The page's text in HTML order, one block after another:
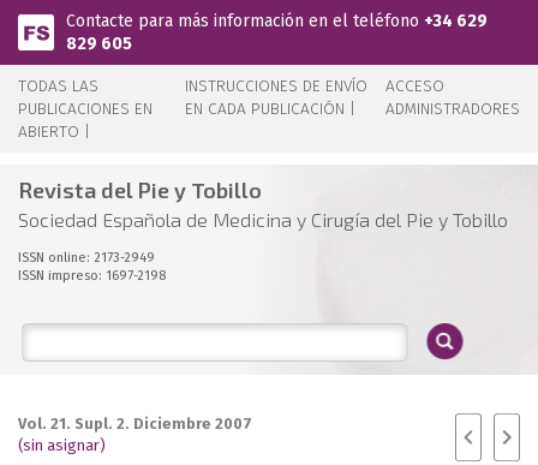
Pasar al contenido principal
Contacte para más información en el teléfono +34 629
829 605
TODAS LAS
PUBLICACIONES EN
ABIERTO |
INSTRUCCIONES DE ENVÍO
EN CADA PUBLICACIÓN |
ACCESO
ADMINISTRADORES
Revista del Pie y Tobillo
Sociedad Española de Medicina y Cirugía del Pie y Tobillo
ISSN online: 2173-2949
ISSN impreso: 1697-2198
Vol. 21. Supl. 2. Diciembre 2007
(sin asignar)